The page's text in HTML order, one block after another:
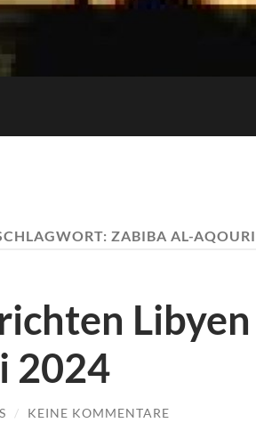
ZABIBA AL-AQOURI
Libyen
2024
/ KEINE KOMMENTARE